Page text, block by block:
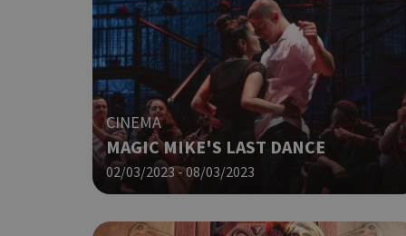
CINEMA
MAGIC MIKE'S LAST DANCE
02/03/2023 - 08/03/2023
Τα απολύτως
ιστότοπος δεν μπορεί
Ονοματεπώνυμο
G_ENABLED_IDPS
PHPSESSID